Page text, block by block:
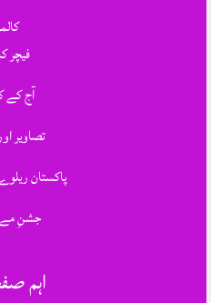
فیچر
آج کے
تصاویر
پاکستان
جشنِ
اہم